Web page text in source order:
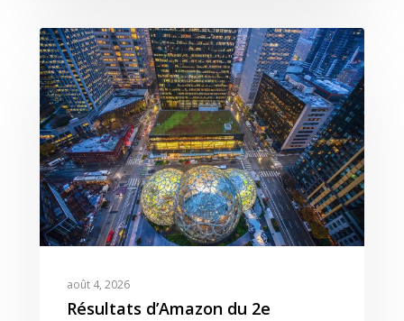
août 4, 2026
Résultats d’Amazon du 2e